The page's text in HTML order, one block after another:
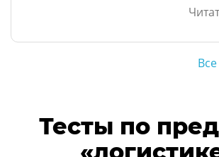
Тесты по